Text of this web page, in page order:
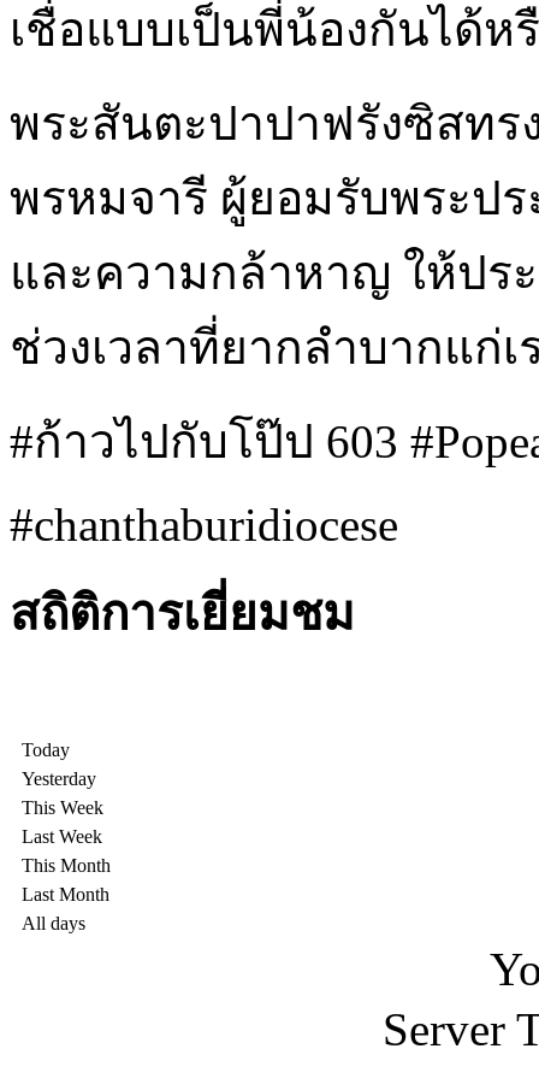
เชื่อแบบเป็นพี่น้องกันได้ห
พระสันตะปาปาฟรังซิสทร
พรหมจารี ผู้ยอมรับพระป
และความกล้าหาญ ให้ปร
ช่วงเวลาที่ยากลำบากแก่เ
#ก้าวไปกับโป๊ป 603
#chanthaburidiocese
สถิติการเยี่ยมชม
Today
Yesterday
This Week
Last Week
This Month
Last Month
All days
Server